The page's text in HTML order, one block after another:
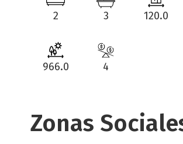
2 3 120.0
966.0 4
Zonas